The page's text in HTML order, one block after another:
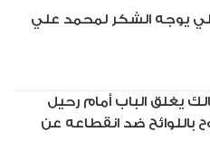
يوجه الشكر لمحمد علي
يغلق الباب أمام رحيل
باللوائح ضد انقطاعه عن